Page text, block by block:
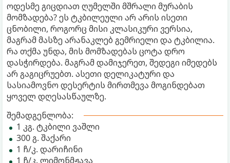
ოდესმე გიცდიათ ღუმელში მშრალი მურაბის
მომზადება? ეს ტკბილეული არ არის ისეთი
ცნობილი, როგორც მისი კლასიკური ვერსია,
მაგრამ მასზე არანაკლებ გემრიელი და ტკბილია.
რა თქმა უნდა, მის მომზადებას ცოტა დრო
დასჭირდება. მაგრამ დამიჯერეთ, შედეგი იმედებს
არ გაგიცრუებთ. ასეთი დელიკატური და
სასიამოვნო დესერტის მირთმევა მოგინდებათ
ყოველ დღესასწაულზე.
შემადგენლობა:
1 კგ. ტკბილი ვაშლი
300 გ. შაქარი
1 ჩ/კ. დარიჩინი
1 ჩ/კ. ლიმონმჟავა